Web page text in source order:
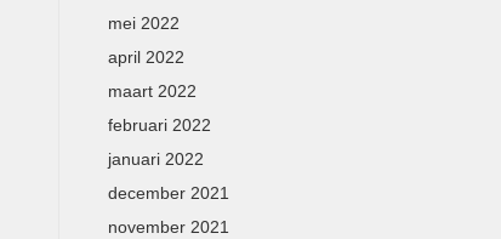
mei 2022
april 2022
maart 2022
februari 2022
januari 2022
december 2021
november 2021